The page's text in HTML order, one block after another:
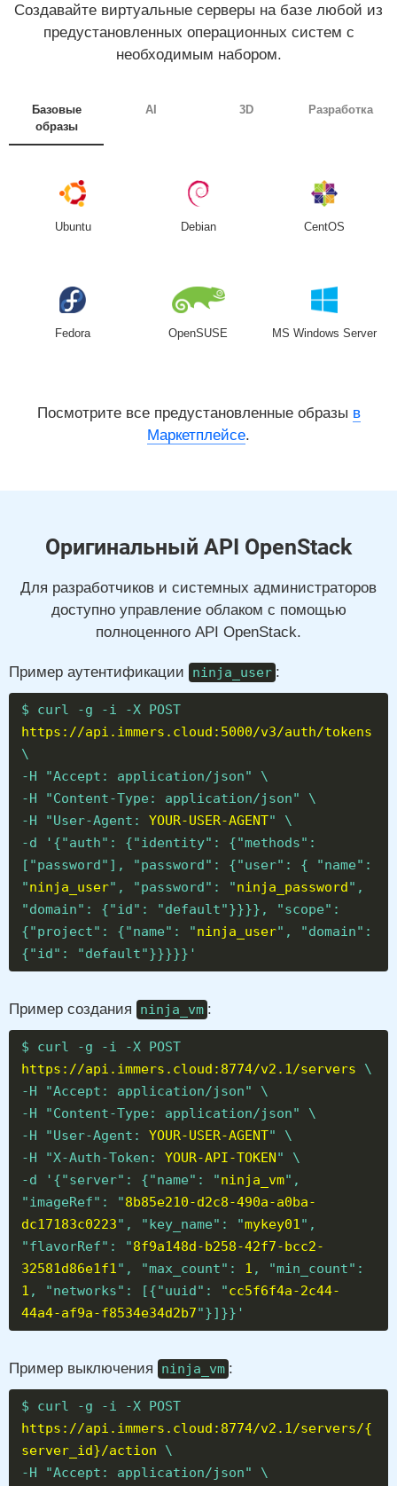
Создавайте виртуальные серверы на базе любой из
предустановленных операционных систем с
необходимым набором.
Базовые
образы
AI 3D Разработка
Ubuntu Debian CentOS
Fedora OpenSUSE MS Windows Server
Посмотрите все предустановленные образы в
Маркетплейсе.
Оригинальный API OpenStack
Для разработчиков и системных администраторов
доступно управление облаком с помощью
полноценного API OpenStack.
Пример аутентификации ninja_user :
$ curl -g -i -X POST
https://api.immers.cloud:5000/v3/auth/tokens
\
-H "Accept: application/json" \
-H "Content-Type: application/json" \
-H "User-Agent: YOUR-USER-AGENT" \
-d '{"auth": {"identity": {"methods":
["password"], "password": {"user": { "name":
"ninja_user", "password": "ninja_password",
"domain": {"id": "default"}}}}, "scope":
{"project": {"name": "ninja_user", "domain":
{"id": "default"}}}}}'
Пример создания ninja_vm :
$ curl -g -i -X POST
https://api.immers.cloud:8774/v2.1/servers \
-H "Accept: application/json" \
-H "Content-Type: application/json" \
-H "User-Agent: YOUR-USER-AGENT" \
-H "X-Auth-Token: YOUR-API-TOKEN" \
-d '{"server": {"name": "ninja_vm",
"imageRef": "8b85e210-d2c8-490a-a0ba-
dc17183c0223", "key_name": "mykey01",
"flavorRef": "8f9a148d-b258-42f7-bcc2-
32581d86e1f1", "max_count": 1 , "min_count":
1 , "networks": [{"uuid": "cc5f6f4a-2c44-
44a4-af9a-f8534e34d2b7"}]}}'
Пример выключения ninja_vm :
$ curl -g -i -X POST
https://api.immers.cloud:8774/v2.1/servers/{
server_id}/action \
-H "Accept: application/json" \